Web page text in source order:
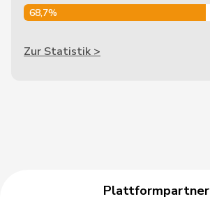
68,7%
Zur Statistik >
Plattformpartner